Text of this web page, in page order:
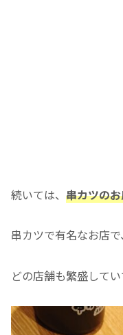
続いては、 串カツの
串カツで有名なお店
どの店舗も繁盛して